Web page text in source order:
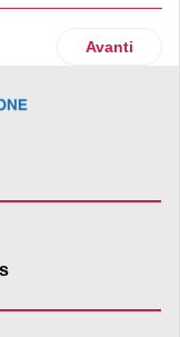
ComputersArticolo
Avanti